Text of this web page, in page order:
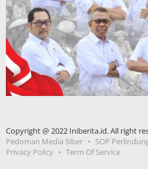
Copyright @ 2022 Iniberita.id. All right
Pedoman Media Siber
SOP
Privacy Policy
Term Of Service